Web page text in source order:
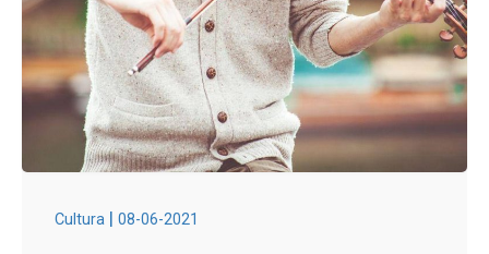
Cultura | 08-06-2021